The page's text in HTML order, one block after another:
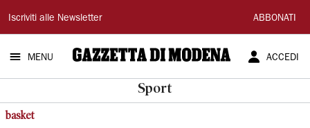
Gazzetta
di
Modena
Iscriviti alle Newsletter ABBONATI
MENU ACCEDI
Sport
basket